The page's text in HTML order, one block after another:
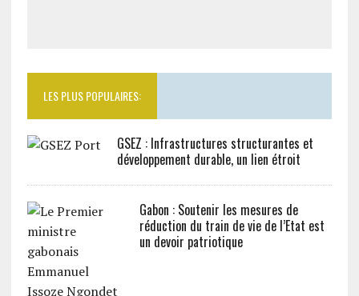
LES PLUS POPULAIRES:
GSEZ : Infrastructures structurantes et
développement durable, un lien étroit
Gabon : Soutenir les mesures de
réduction du train de vie de l’Etat est
un devoir patriotique